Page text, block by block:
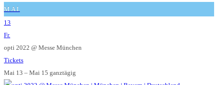
MAI
13
Fr.
opti 2022 @ Messe München
Tickets
Mai 13 – Mai 15 ganztägig